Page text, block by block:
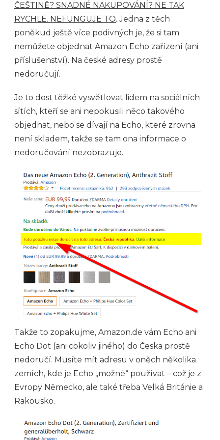
ČEŠTINĚ? SNADNÉ NAKUPOVÁNÍ? NE TAK
RYCHLE. NEFUNGUJE TO. Jedna z těch
poněkud ještě více podivných je, že si tam
nemůžete objednat Amazon Echo zařízení (ani
příslušenství). Na české adresy prostě
nedoručují.
Je to dost těžké vysvětlovat lidem na sociálních
sítích, kteří se ani nepokusili něco takového
objednat, nebo se dívají na Echo, které zrovna
není skladem, takže se tam ona informace o
nedoručování nezobrazuje.
Takže to zopakujme, Amazon.de vám Echo ani
Echo Dot (ani cokoliv jiného) do Česka prostě
nedoručí. Musíte mít adresu v oněch několika
zemích, kde je Echo „možné“ používat – což je z
Evropy Německo, ale také třeba Velká Británie a
Rakousko.